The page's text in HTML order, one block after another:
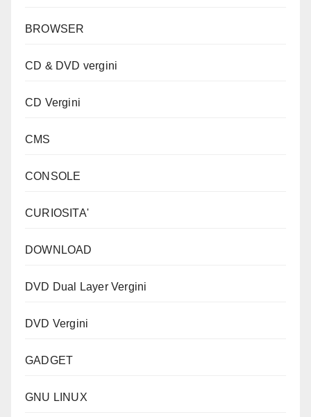
BROWSER
CD & DVD vergini
CD Vergini
CMS
CONSOLE
CURIOSITA'
DOWNLOAD
DVD Dual Layer Vergini
DVD Vergini
GADGET
GNU LINUX